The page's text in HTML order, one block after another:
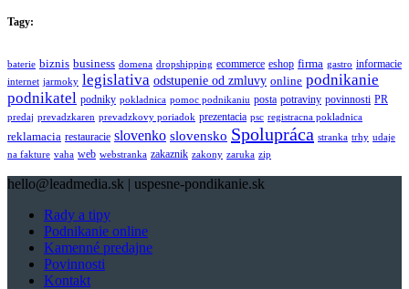
Tagy:
baterie biznis business domena dropshipping ecommerce eshop firma gastro informacie
internet jarmoky legislativa odstupenie od zmluvy online podnikanie
podnikatel podniky pokladnica pomoc podnikaniu posta potraviny povinnosti PR
predaj prevadzkaren prevadzkovy poriadok prezentacia psc registracna pokladnica
reklamacia restauracie slovenko slovensko Spolupráca stranka trhy udaje
na fakture vaha web webstranka zakaznik zakony zaruka zip
hello@leadmedia.sk | uspesne-pondikanie.sk
Rady a tipy
Podnikanie online
Kamenné predajne
Povinnosti
Kontakt